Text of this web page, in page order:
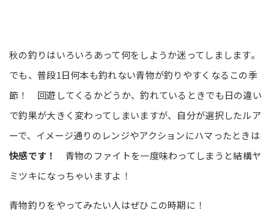
秋の釣りはいろいろあって何をしようか迷ってしまします。
でも、普段1日何本も釣れない青物が釣りやすくなるこの季
節！ 回遊してくるかどうか、釣れているときでも日の違い
で釣果が大きく変わってしまいますが、自分が選択したルア
ーで、イメージ通りのレンジやアクションにハマったときは
快感です！
青物のファイトを一度味わってしまうと結構ヤ
ミツキになっちゃいますよ！
青物釣りをやってみたい人はぜひこの時期に！